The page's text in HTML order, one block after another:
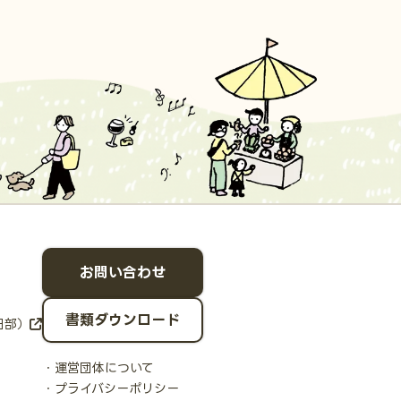
）
お問い合わせ
書類ダウンロード
運営団体について
プライバシーポリシー